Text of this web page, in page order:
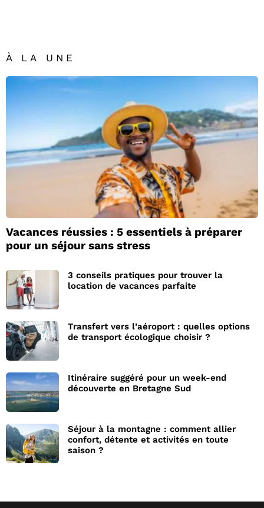
À LA UNE
Vacances réussies : 5 essentiels à préparer
pour un séjour sans stress
3 conseils pratiques pour trouver la
location de vacances parfaite
Transfert vers l’aéroport : quelles options
de transport écologique choisir ?
Itinéraire suggéré pour un week-end
découverte en Bretagne Sud
Séjour à la montagne : comment allier
confort, détente et activités en toute
saison ?